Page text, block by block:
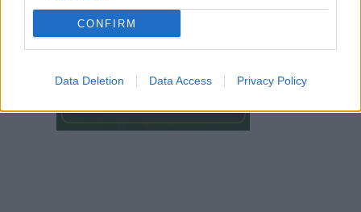
CONFIRM
Data Deletion Data Access Privacy Policy